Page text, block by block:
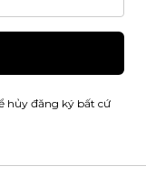
hủy đăng ký bất cứ